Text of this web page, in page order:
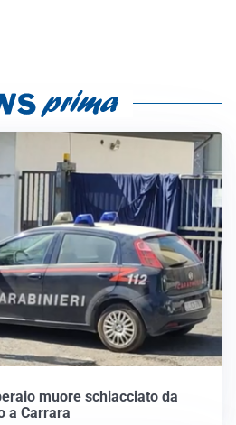
muore schiacciato da
a Carrara